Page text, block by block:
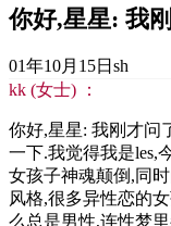
你好,星星: 我
01年10月15日 sh
kk (女士) ：
你好,星星: 我刚才问
一下.我觉得我是les,
女孩子神魂颠倒,同
风格,很多异性恋的
么总是男性,连性梦